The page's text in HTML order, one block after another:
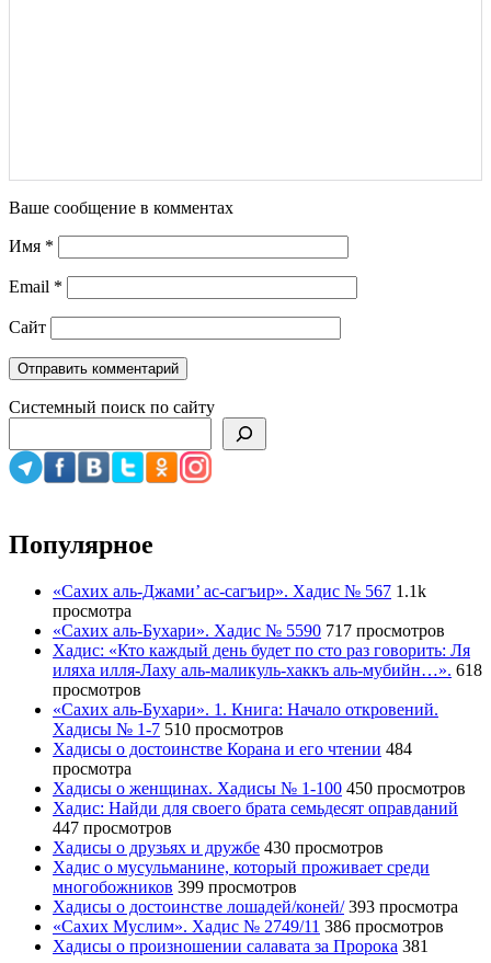
Ваше сообщение в комментах
Имя *
Email *
Сайт
Системный поиск по сайту
Популярное
«Сахих аль-Джами’ ас-сагъир». Хадис № 567 1.1k
просмотра
«Сахих аль-Бухари». Хадис № 5590 717 просмотров
Хадис: «Кто каждый день будет по сто раз говорить: Ля
иляха илля-Лаху аль-маликуль-хаккъ аль-мубийн…». 618
просмотров
«Сахих аль-Бухари». 1. Книга: Начало откровений.
Хадисы № 1-7 510 просмотров
Хадисы о достоинстве Корана и его чтении 484
просмотра
Хадисы о женщинах. Хадисы № 1-100 450 просмотров
Хадис: Найди для своего брата семьдесят оправданий
447 просмотров
Хадисы о друзьях и дружбе 430 просмотров
Хадис о мусульманине, который проживает среди
многобожников 399 просмотров
Хадисы о достоинстве лошадей/коней/ 393 просмотра
«Сахих Муслим». Хадис № 2749/11 386 просмотров
Хадисы о произношении салавата за Пророка 381